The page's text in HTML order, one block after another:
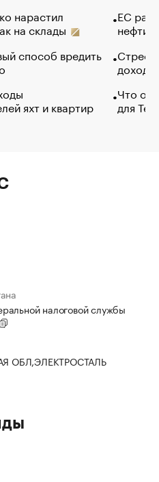
нарастил
на склады
способ вредить
яхт и квартир
ЕС
нефти
Что
для
налоговой службы
ОБЛ,ЭЛЕКТРОСТАЛЬ